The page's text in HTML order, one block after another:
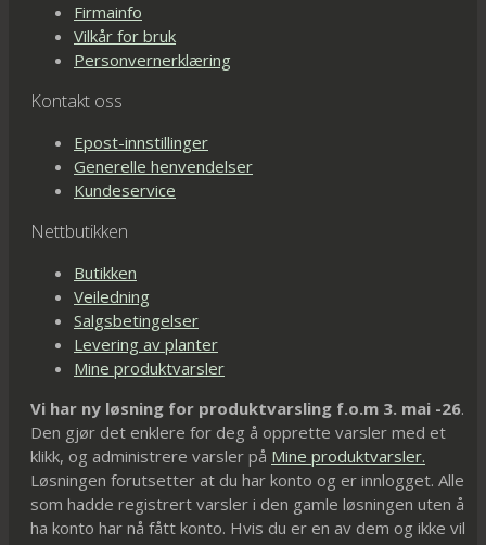
Firmainfo
Vilkår for bruk
Personvernerklæring
Kontakt oss
Epost-innstillinger
Generelle henvendelser
Kundeservice
Nettbutikken
Butikken
Veiledning
Salgsbetingelser
Levering av planter
Mine produktvarsler
Vi har ny løsning for produktvarsling f.o.m 3. mai -26.
Den gjør det enklere for deg å opprette varsler med et
klikk, og administrere varsler på Mine produktvarsler.
Løsningen forutsetter at du har konto og er innlogget. Alle
som hadde registrert varsler i den gamle løsningen uten å
ha konto har nå fått konto. Hvis du er en av dem og ikke vil